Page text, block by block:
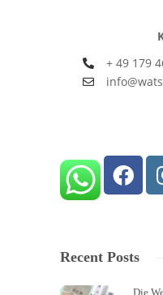
+ 49 179
Recent Posts
Die